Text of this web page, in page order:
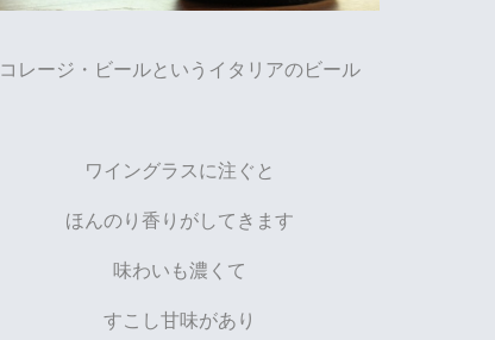
コレージ・ビールというイタリアのビール
ワイングラスに注ぐと
ほんのり香りがしてきます
味わいも濃くて
すこし甘味があり